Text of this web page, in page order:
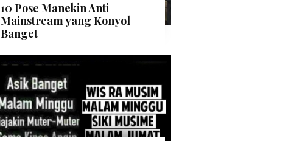
10 Pose Manekin Anti
Mainstream yang Konyol
Banget